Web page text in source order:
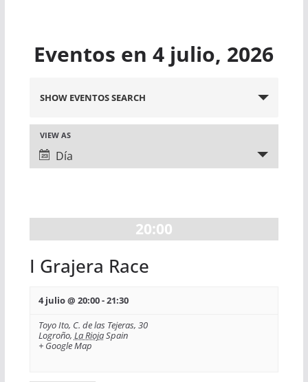
Eventos en 4 julio, 2026
N
a
v
e
c
ó
n
SHOW EVENTOS SEARCH
N
a
g
VIEW AS
Día
20:00
I Grajera Race
4 julio @ 20:00-21:30
Toyo Ito, C. de las Tejeras, 30
Logroño, La RiojaSpain
+ Google Map